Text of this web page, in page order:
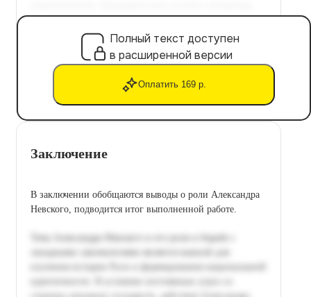
Полный текст доступен
в расширенной версии
Оплатить 169 р.
Заключение
В заключении обобщаются выводы о роли Александра
Невского, подводится итог выполненной работе.